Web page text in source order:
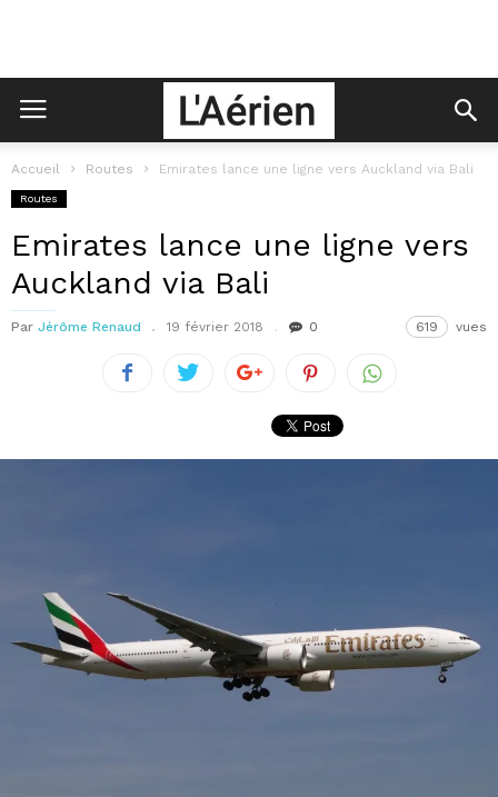
Accueil Routes Emirates lance une ligne vers Auckland via Bali
Routes
Emirates lance une ligne vers
Auckland via Bali
Par Jérôme Renaud 19 février 2018 0 619 vues